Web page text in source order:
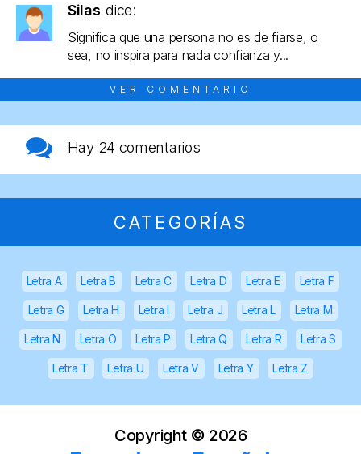
Silas dice:
Significa que una persona no es de fiarse, o
sea, no inspira para nada confianza y...
VER COMENTARIO
Hay 24 comentarios
CATEGORÍAS
Letra A Letra B Letra C Letra D Letra E Letra F
Letra G Letra H Letra I Letra J Letra L Letra M
Letra N Letra O Letra P Letra Q Letra R Letra S
Letra T Letra U Letra V Letra Y Letra Z
Copyright © 2026